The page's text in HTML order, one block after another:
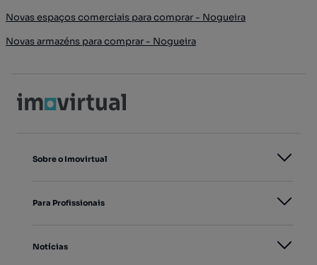
Novas espaços comerciais para comprar - Nogueira
Novas armazéns para comprar - Nogueira
Sobre o Imovirtual
Para Profissionais
Notícias